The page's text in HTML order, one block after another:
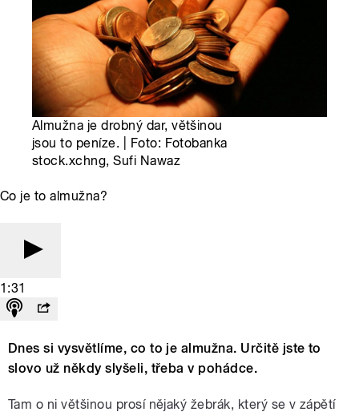
Almužna je drobný dar, většinou
jsou to peníze. | Foto: Fotobanka
stock.xchng, Sufi Nawaz
Co je to almužna?
1:31
Dnes si vysvětlíme, co to je almužna. Určitě jste to
slovo už někdy slyšeli, třeba v pohádce.
Tam o ni většinou prosí nějaký žebrák, který se v zápětí